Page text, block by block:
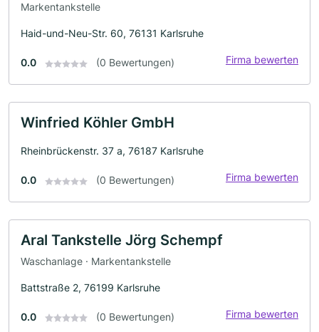
Markentankstelle
Haid-und-Neu-Str. 60, 76131 Karlsruhe
0.0 (0 Bewertungen) Firma bewerten
Winfried Köhler GmbH
Rheinbrückenstr. 37 a, 76187 Karlsruhe
0.0 (0 Bewertungen) Firma bewerten
Aral Tankstelle Jörg Schempf
Waschanlage · Markentankstelle
Battstraße 2, 76199 Karlsruhe
0.0 (0 Bewertungen) Firma bewerten